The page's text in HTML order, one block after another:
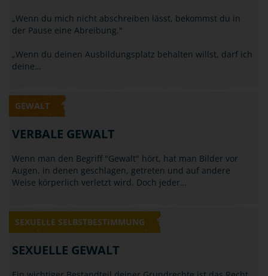
GEWALT
„Wenn du mich nicht abschreiben lässt, bekommst du in
„Wenn du deinen Ausbildungsplatz behalten willst, darf ich
deine…
GEWALT
VERBALE GEWALT
Wenn man den Begriff "Gewalt" hört, hat man Bilder vor
Augen, in denen geschlagen, getreten und auf andere
Weise körperlich verletzt wird. Doch jeder…
SEXUELLE SELBSTBESTIMMUNG